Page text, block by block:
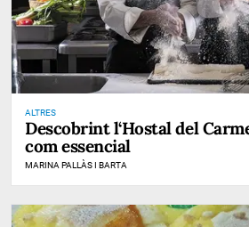
ALTRES
Descobrint l‘Hostal del
com essencial
MARINA PALLÀS I BARTA